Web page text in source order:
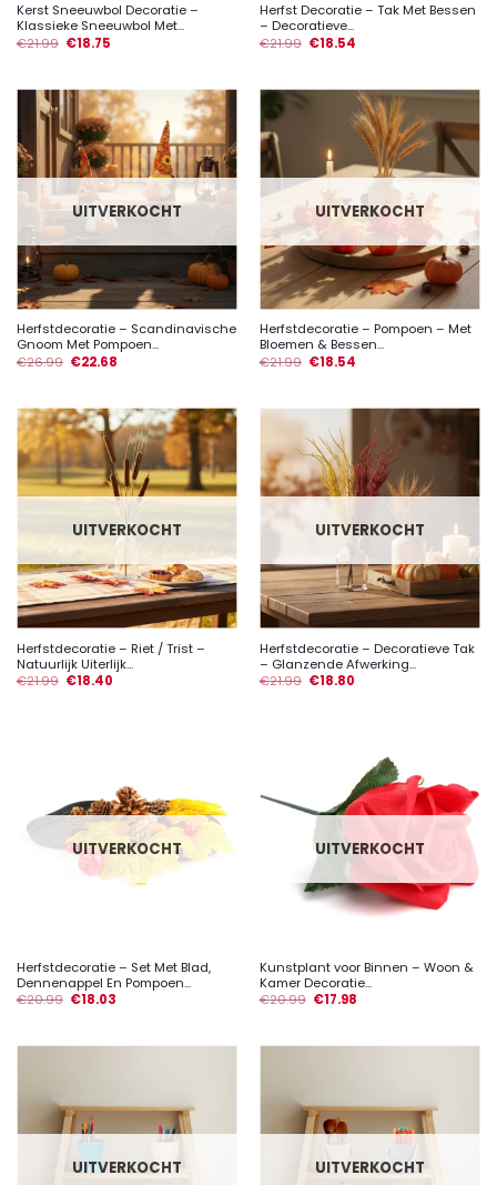
Kerst Sneeuwbol Decoratie –
Klassieke Sneeuwbol Met...
€21.99 €18.75
Herfst Decoratie – Tak Met Bessen
– Decoratieve...
€21.99 €18.54
UITVERKOCHT
Herfstdecoratie – Scandinavische
Gnoom Met Pompoen...
€26.99 €22.68
UITVERKOCHT
Herfstdecoratie – Pompoen – Met
Bloemen & Bessen...
€21.99 €18.54
UITVERKOCHT
Herfstdecoratie – Riet / Trist –
Natuurlijk Uiterlijk...
€21.99 €18.40
UITVERKOCHT
Herfstdecoratie – Decoratieve Tak
– Glanzende Afwerking...
€21.99 €18.80
UITVERKOCHT
Herfstdecoratie – Set Met Blad,
Dennenappel En Pompoen...
€20.99 €18.03
UITVERKOCHT
Kunstplant voor Binnen – Woon &
Kamer Decoratie...
€20.99 €17.98
UITVERKOCHT UITVERKOCHT